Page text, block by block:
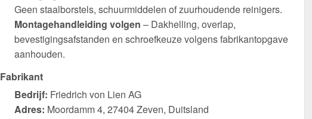
Geen staalborstels, schuurmiddelen of zuurhoudende reinigers.
Montagehandleiding volgen – Dakhelling, overlap,
bevestigingsafstanden en schroefkeuze volgens fabrikantopgave
aanhouden.
Fabrikant
Bedrijf: Friedrich von Lien AG
Adres: Moordamm 4, 27404 Zeven, Duitsland